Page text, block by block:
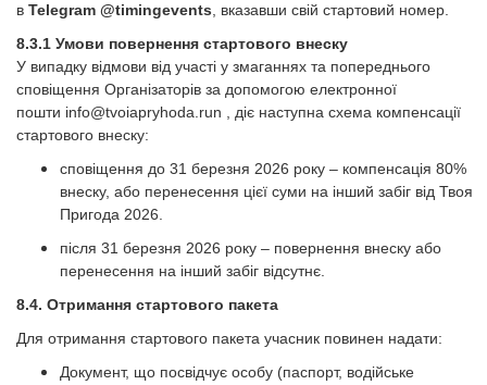
в Telegram @timingevents , вказавши свій стартовий номер.
8.3.1 Умови повернення стартового внеску
У випадку відмови від участі у змаганнях та попереднього
сповіщення Організаторів за допомогою електронної
пошти info@tvoiapryhoda.run , діє наступна схема компенсації
стартового внеску:
сповіщення до 31 березня 2026 року – компенсація 80%
внеску, або перенесення цієї суми на інший забіг від Твоя
Пригода 2026.
після 31 березня 2026 року – повернення внеску або
перенесення на інший забіг відсутнє.
8.4. Отримання стартового пакета
Для отримання стартового пакета учасник повинен надати:
Документ, що посвідчує особу (паспорт, водійське